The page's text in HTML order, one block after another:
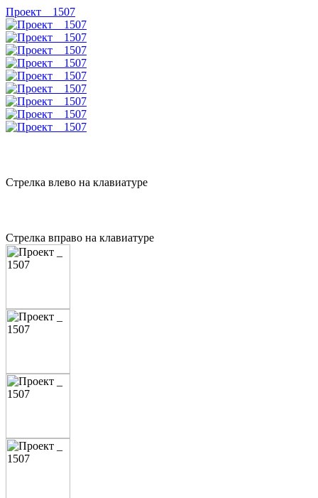
Проект _ 1507
Стрелка влево на клавиатуре
Стрелка вправо на клавиатуре